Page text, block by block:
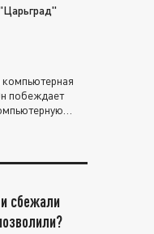
побеждает
сбежали